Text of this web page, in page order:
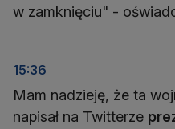
w zamknięciu" -
15:36
Mam nadzieję, że ta
napisał na Twitterze